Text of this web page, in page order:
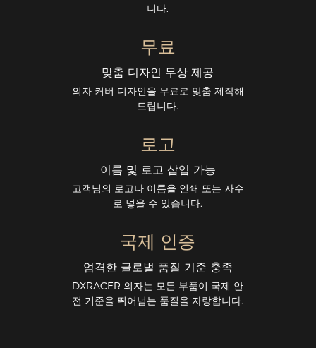
니다.
무료
맞춤 디자인 무상 제공
의자 커버 디자인을 무료로 맞춤 제작해
드립니다.
로고
이름 및 로고 삽입 가능
고객님의 로고나 이름을 인쇄 또는 자수
로 넣을 수 있습니다.
국제 인증
엄격한 글로벌 품질 기준 충족
DXRACER 의자는 모든 부품이 국제 안
전 기준을 뛰어넘는 품질을 자랑합니다.